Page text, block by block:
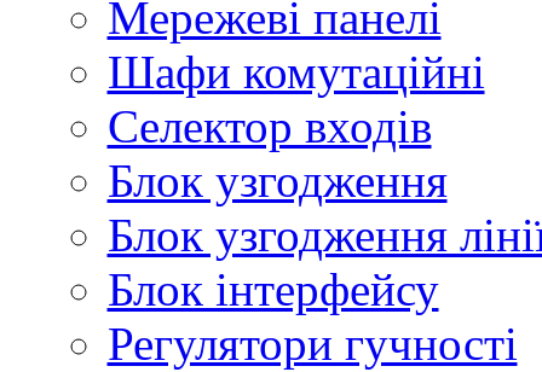
Мережеві панелі
Шафи комутаційні
Селектор входів
Блок узгодження
Блок узгодження
Блок інтерфейсу
Регулятори гучності